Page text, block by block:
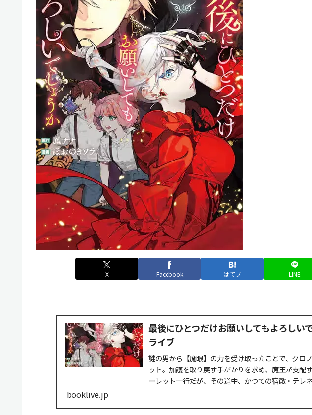
X Facebook はてブ LINE
最後にひとつだけお願いしてもよろしい
ライブ
謎の男から【魔眼】の力を受け取ったことで、クロ
ット。加護を取り戻す手がかりを求め、魔王が支配す
ーレット一行だが、その道中、かつての宿敵・テレ
booklive.jp